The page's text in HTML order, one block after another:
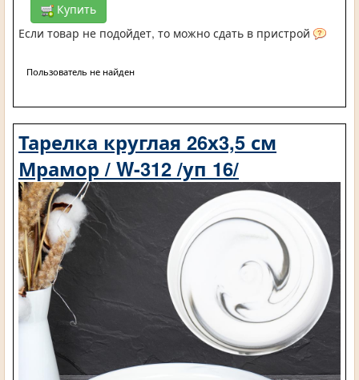
Купить
Если товар не подойдет, то можно сдать в пристрой
Пользователь не найден
Тарелка круглая 26х3,5 см
Мрамор / W-312 /уп 16/